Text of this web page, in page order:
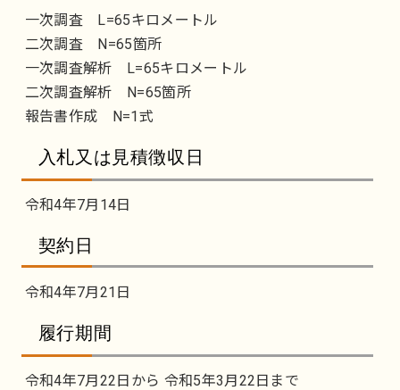
一次調査 L=65キロメートル
二次調査 N=65箇所
一次調査解析 L=65キロメートル
二次調査解析 N=65箇所
報告書作成 N=1式
入札又は見積徴収日
令和4年7月14日
契約日
令和4年7月21日
履行期間
令和4年7月22日から 令和5年3月22日まで